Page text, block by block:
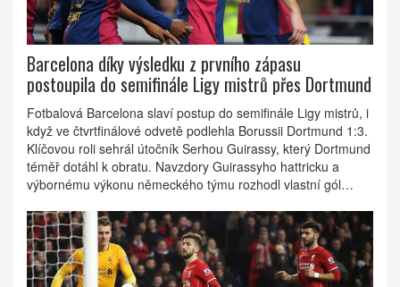
Barcelona díky výsledku z prvního zápasu
postoupila do semifinále Ligy mistrů přes Dortmund
Fotbalová Barcelona slaví postup do semifinále Ligy mistrů, i
když ve čtvrtfinálové odvetě podlehla Borussii Dortmund 1:3.
Klíčovou roli sehrál útočník Serhou Guirassy, který Dortmund
téměř dotáhl k obratu. Navzdory Guirassyho hattricku a
výbornému výkonu německého týmu rozhodl vlastní gól